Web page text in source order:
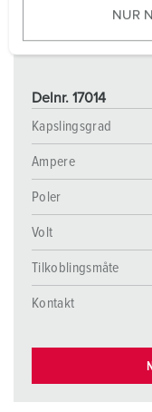
w
NUR
Delnr. 17014
Kapslingsgrad
Ampere
Poler
Volt
Tilkoblingsmåte
Kontakt